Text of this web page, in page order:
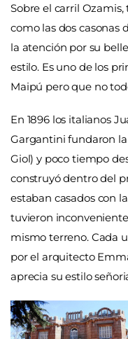
Sobre el carril
como las dos casonas
la atención por su
estilo. Es uno de los
Maipú pero que no
En 1896 los italianos
Gargantini fundaron
Giol) y poco tiempo
construyó dentro del
estaban casados con
tuvieron
mismo terreno. Cada
por el arquitecto
aprecia su estilo